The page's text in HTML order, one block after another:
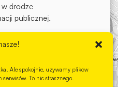
Ale spokojnie, używamy plików
To nic strasznego.
drodze
publicznej.
czy politycy